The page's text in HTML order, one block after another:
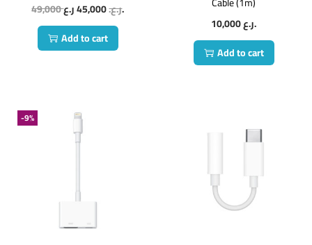
49,000
ر.ع.45,000
ر.ع.
Add to cart
10,000
ر.ع.
Add to cart
-9%